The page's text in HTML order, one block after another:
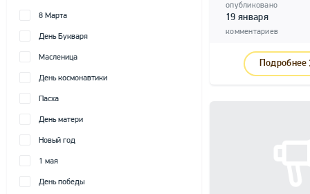
8 Марта
День Букваря
Масленица
День космонавтики
Пасха
День матери
Новый год
1 мая
День победы
опубликовано
19 января
комментариев
Подробнее